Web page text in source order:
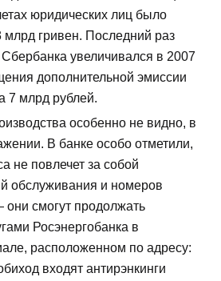
юридических лиц было
млрд гривен. Последний раз
увеличивался в 2007
дополнительной эмиссии
7 млрд рублей.
особенно не видно, в
В банке особо отметили,
не повлечет за собой
обслуживания и номеров
они смогут продолжать
Росэнергобанка в
расположенном по адресу:
входят антирэнкинги